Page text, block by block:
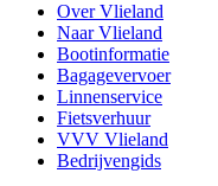
Over Vlieland
Naar Vlieland
Bootinformatie
Bagagevervoer
Linnenservice
Fietsverhuur
VVV Vlieland
Bedrijvengids